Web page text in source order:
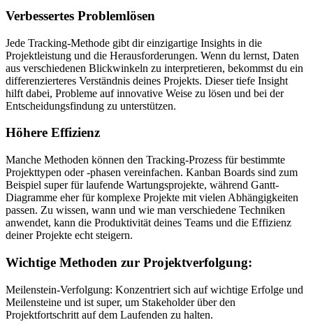
Verbessertes Problemlösen
Jede Tracking-Methode gibt dir einzigartige Insights in die
Projektleistung und die Herausforderungen. Wenn du lernst, Daten
aus verschiedenen Blickwinkeln zu interpretieren, bekommst du ein
differenzierteres Verständnis deines Projekts. Dieser tiefe Insight
hilft dabei, Probleme auf innovative Weise zu lösen und bei der
Entscheidungsfindung zu unterstützen.
Höhere Effizienz
Manche Methoden können den Tracking-Prozess für bestimmte
Projekttypen oder -phasen vereinfachen. Kanban Boards sind zum
Beispiel super für laufende Wartungsprojekte, während Gantt-
Diagramme eher für komplexe Projekte mit vielen Abhängigkeiten
passen. Zu wissen, wann und wie man verschiedene Techniken
anwendet, kann die Produktivität deines Teams und die Effizienz
deiner Projekte echt steigern.
Wichtige Methoden zur Projektverfolgung:
Meilenstein-Verfolgung: Konzentriert sich auf wichtige Erfolge und
Meilensteine und ist super, um Stakeholder über den
Projektfortschritt auf dem Laufenden zu halten.